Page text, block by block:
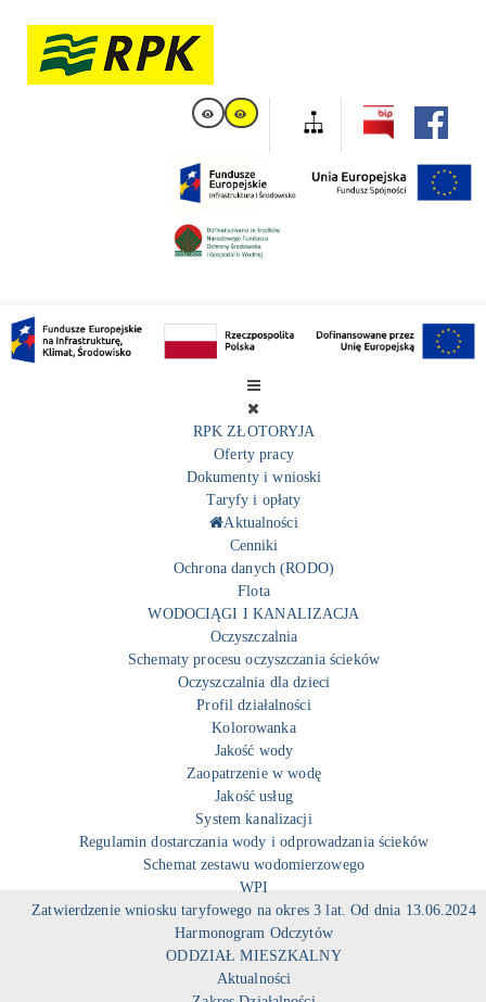
RPK ZŁOTORYJA
Oferty pracy
Dokumenty i wnioski
Taryfy i opłaty
Aktualności
Cenniki
Ochrona danych (RODO)
Flota
WODOCIĄGI I KANALIZACJA
Oczyszczalnia
Schematy procesu oczyszczania ścieków
Oczyszczalnia dla dzieci
Profil działalności
Kolorowanka
Jakość wody
Zaopatrzenie w wodę
Jakość usług
System kanalizacji
Regulamin dostarczania wody i odprowadzania ścieków
Schemat zestawu wodomierzowego
WPI
Zatwierdzenie wniosku taryfowego na okres 3 lat. Od dnia 13.06.2024
Harmonogram Odczytów
ODDZIAŁ MIESZKALNY
Aktualności